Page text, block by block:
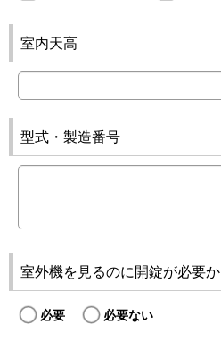
室内天高
型式・製造番号
室外機を見るのに開錠が必要か
必要 必要ない